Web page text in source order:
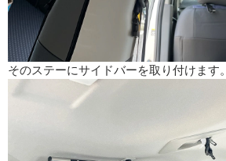
そのステーにサイドバーを取り付けます。